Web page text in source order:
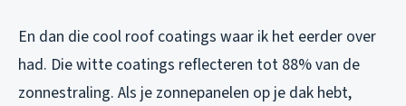
En dan die cool roof coatings waar ik het eerder over
had. Die witte coatings reflecteren tot 88% van de
zonnestraling. Als je zonnepanelen op je dak hebt,